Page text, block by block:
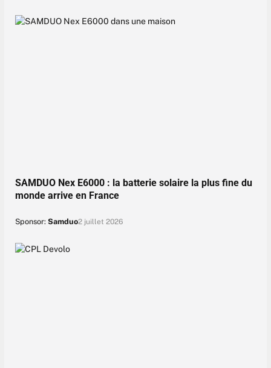
SAMDUO Nex E6000 : la batterie solaire la plus fine du
monde arrive en France
Sponsor: Samduo2 juillet 2026